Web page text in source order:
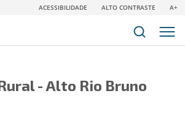
ACESSIBILIDADE ALTO CONTRASTE A+
- Alto Rio Bruno